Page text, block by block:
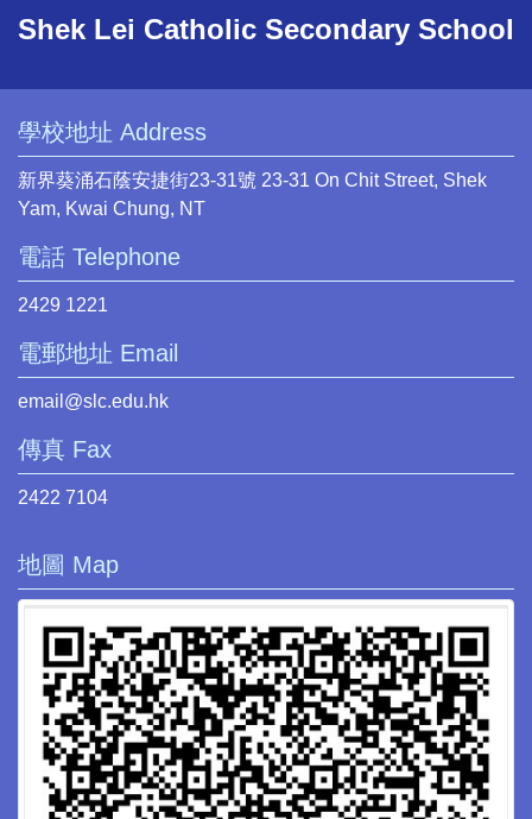
Shek Lei Catholic Secondary School
學校地址 Address
新界葵涌石蔭安捷街23-31號 23-31 On Chit Street, Shek
Yam, Kwai Chung, NT
電話 Telephone
2429 1221
電郵地址 Email
email@slc.edu.hk
傳真 Fax
2422 7104
地圖 Map